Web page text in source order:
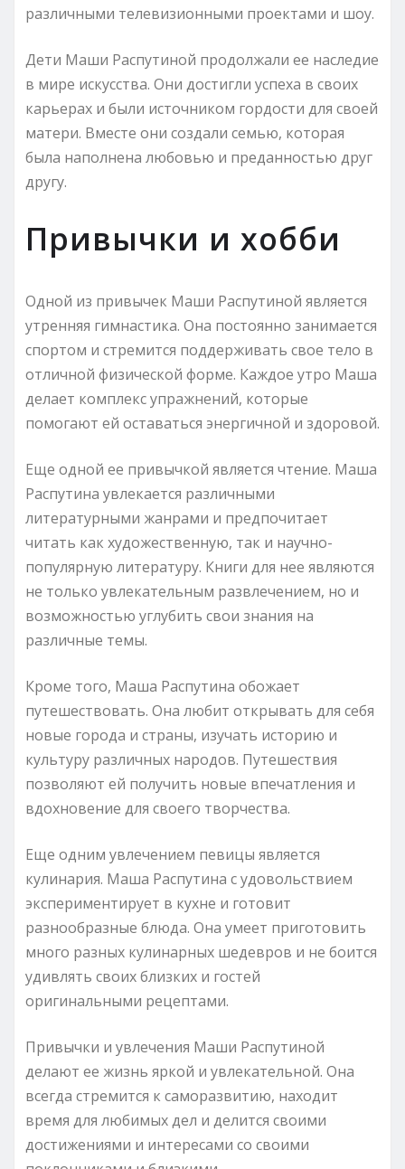
различными телевизионными проектами и шоу.
Дети Маши Распутиной продолжали ее наследие
в мире искусства. Они достигли успеха в своих
карьерах и были источником гордости для своей
матери. Вместе они создали семью, которая
была наполнена любовью и преданностью друг
другу.
Привычки и хобби
Одной из привычек Маши Распутиной является
утренняя гимнастика. Она постоянно занимается
спортом и стремится поддерживать свое тело в
отличной физической форме. Каждое утро Маша
делает комплекс упражнений, которые
помогают ей оставаться энергичной и здоровой.
Еще одной ее привычкой является чтение. Маша
Распутина увлекается различными
литературными жанрами и предпочитает
читать как художественную, так и научно-
популярную литературу. Книги для нее являются
не только увлекательным развлечением, но и
возможностью углубить свои знания на
различные темы.
Кроме того, Маша Распутина обожает
путешествовать. Она любит открывать для себя
новые города и страны, изучать историю и
культуру различных народов. Путешествия
позволяют ей получить новые впечатления и
вдохновение для своего творчества.
Еще одним увлечением певицы является
кулинария. Маша Распутина с удовольствием
экспериментирует в кухне и готовит
разнообразные блюда. Она умеет приготовить
много разных кулинарных шедевров и не боится
удивлять своих близких и гостей
оригинальными рецептами.
Привычки и увлечения Маши Распутиной
делают ее жизнь яркой и увлекательной. Она
всегда стремится к саморазвитию, находит
время для любимых дел и делится своими
достижениями и интересами со своими